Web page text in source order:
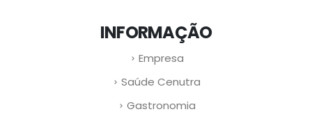
INFORMAÇÃO
Empresa
Saúde Cenutra
Gastronomia